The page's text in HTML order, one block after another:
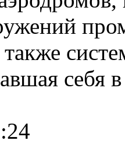
также
себя